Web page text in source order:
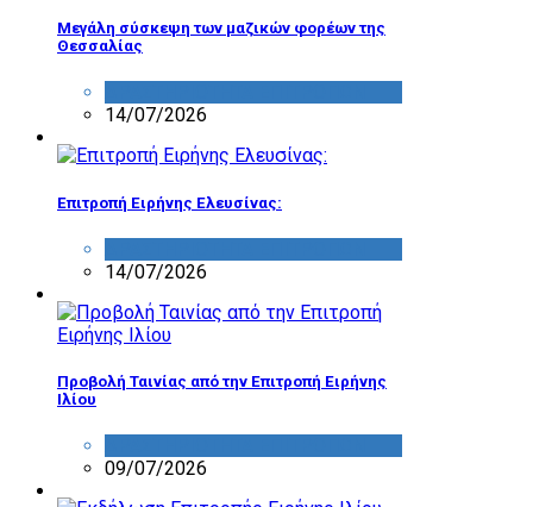
Μεγάλη σύσκεψη των μαζικών φορέων της
Θεσσαλίας
14/07/2026
Επιτροπή Ειρήνης Ελευσίνας:
14/07/2026
Προβολή Ταινίας από την Επιτροπή Ειρήνης
Ιλίου
09/07/2026